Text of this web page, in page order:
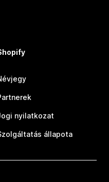
nyilatkozat
állapota